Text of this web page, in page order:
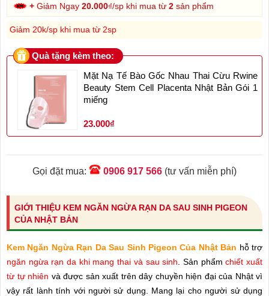
+ Giảm Ngay20.000₫/sp khi mua từ2 sản phẩm
Giảm 20k/sp khi mua từ 2sp
Quà tặng kèm theo:
Mặt Nạ Tế Bào Gốc Nhau Thai Cừu Rwine
Beauty Stem Cell Placenta Nhật Bản Gói 1
miếng
23.000₫
Gọi đặt mua: 0906 917 566 (tư vấn miễn phí)
GIỚI THIỆU KEM NGĂN NGỪA RẠN DA SAU SINH PIGEON
CỦA NHẬT BẢN
Kem Ngăn Ngừa Rạn Da Sau Sinh Pigeon Của Nhật Bản hỗ trợ
ngăn ngừa rạn da khi mang thai và sau sinh . Sản phẩm chiết xuất
từ tự nhiên và được sản xuất trên dây chuyền hiện đại của Nhật vì
vậy rất lành tính với người sử dụng. Mang lại cho người sử dụng